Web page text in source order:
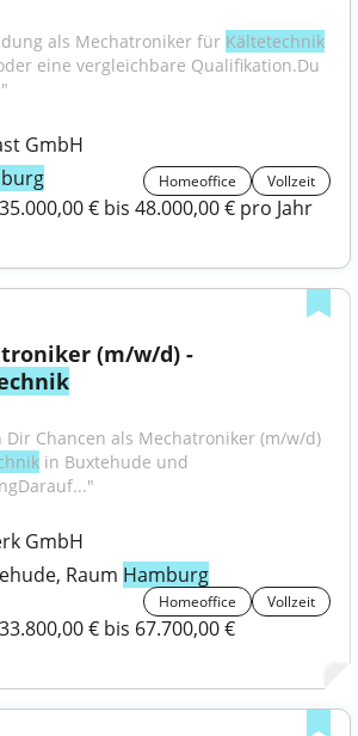
als Mechatroniker für Kältetechnik
eine vergleichbare Qualifikation.Du
GmbH
Homeoffice Vollzeit
€ bis 48.000,00 € pro Jahr
Dir Chancen als Mechatroniker (m/w/d)
in Buxtehude und
GmbH
Raum Hamburg
Homeoffice Vollzeit
€ bis 67.700,00 €